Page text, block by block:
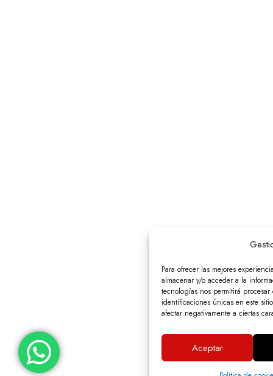
Para ofrecer las mejores
almacenar y/o acceder a la
tecnologías nos permitirá
identificaciones únicas en este
afectar negativamente a ciertas
Aceptar